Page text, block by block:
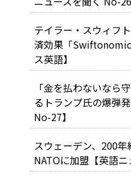
テイラー・スウィフ
済効果「
ス英語】
「金を払わないな
るトランプ氏の爆弾
No-27】
スウェーデン、200
NATOに加盟【英語ニ